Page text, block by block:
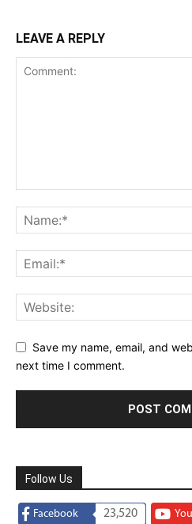
LEAVE A REPLY
Save my name, email, and
next time I comment.
Follow Us
Facebook 23,520